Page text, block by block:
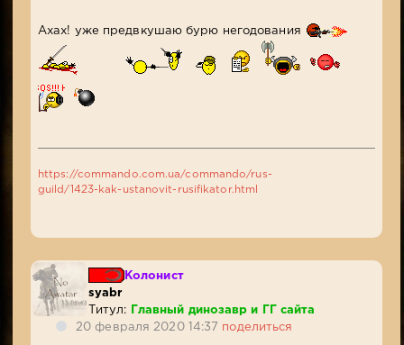
Ахах! уже предвкушаю бурю негодования
https://commando.com.ua/commando/rus-
guild/1423-kak-ustanovit-rusifikator.html
Колонист
syabr
Титул:
Главный динозавр и ГГ сайта
20 февраля 2020 14:37 поделиться